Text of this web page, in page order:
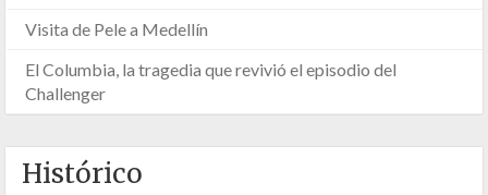
Visita de Pele a Medellín
El Columbia, la tragedia que revivió el episodio del
Challenger
Histórico